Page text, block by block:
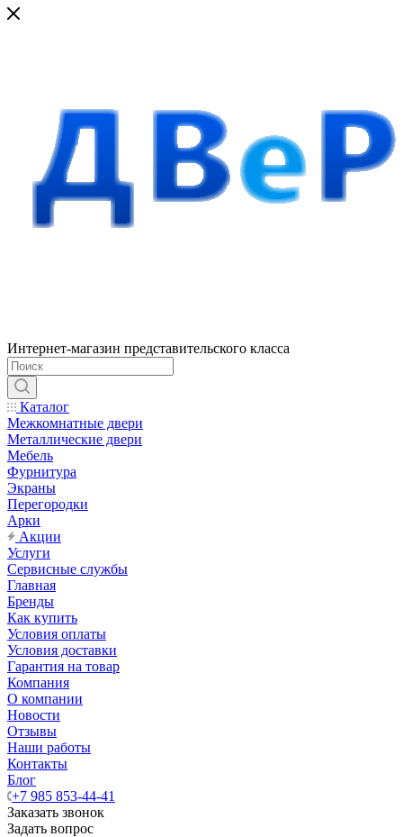
Интернет-магазин представительского класса
Каталог
Межкомнатные двери
Металлические двери
Мебель
Фурнитура
Экраны
Перегородки
Арки
Акции
Услуги
Сервисные службы
Главная
Бренды
Как купить
Условия оплаты
Условия доставки
Гарантия на товар
Компания
О компании
Новости
Отзывы
Наши работы
Контакты
Блог
+7 985 853-44-41
Заказать звонок
Задать вопрос